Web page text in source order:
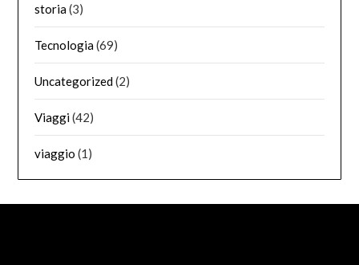
storia(3)
Tecnologia(69)
Uncategorized(2)
Viaggi(42)
viaggio (1)